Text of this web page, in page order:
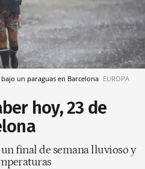
un paraguas en Barcelona EUROPA
hoy, 23 de
final de semana lluvioso y